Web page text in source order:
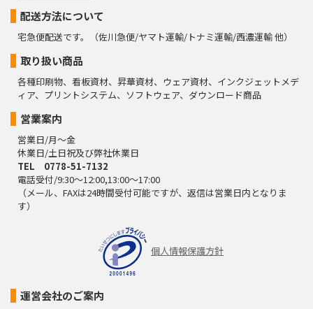
配送方法について
宅急便配送です。（佐川急便/ヤマト運輸/トナミ運輸/西濃運輸 他）
取り扱い商品
各種印刷物、看板資材、昇華資材、ウェア資材、インクジェットメデ
ィア、プリントシステム、ソフトウェア、ダウンロード商品
営業案内
営業日/月～金
休業日/土日祝及び弊社休業日
TEL 0778-51-7132
電話受付/9:30～12:00,13:00～17:00
（メール、FAXは24時間受付可能ですが、返信は営業日内となりま
す）
個人情報保護方針
運営会社のご案内